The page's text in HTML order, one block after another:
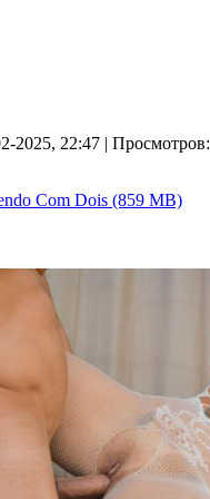
2025, 22:47 |
Com Dois (859 MB)